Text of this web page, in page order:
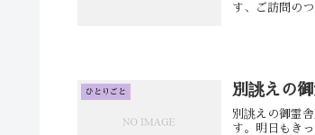
す、ご訪問の
ひとりごと 別誂えの
別誂えの御霊
す。明日もき